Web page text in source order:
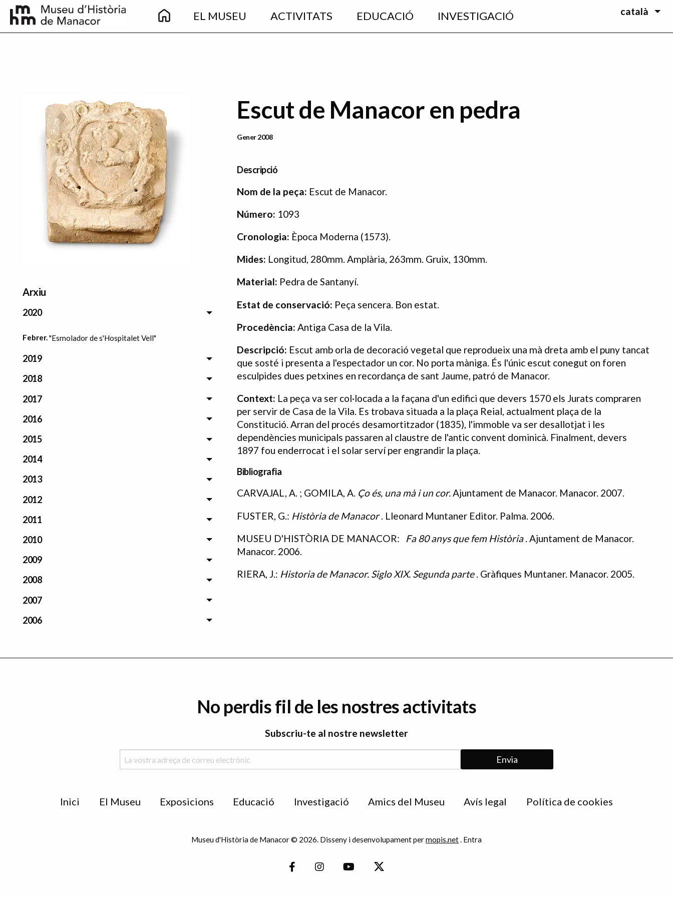
Vés al contingut
Main
navigation
EL MUSEU ACTIVITATS EDUCACIÓ INVESTIGACIÓ català
Imatge principal
Arxiu
2020
Febrer."Esmolador de s'Hospitalet Vell"
2019
2018
2017
2016
2015
2014
2013
2012
2011
2010
2009
2008
2007
2006
Escut de Manacor en pedra
Data Publicació
Gener 2008
Descripció
Nom de la peça: Escut de Manacor.
Número: 1093
Cronologia: Època Moderna (1573).
Mides: Longitud, 280mm. Amplària, 263mm. Gruix, 130mm.
Material: Pedra de Santanyí.
Estat de conservació: Peça sencera. Bon estat.
Procedència: Antiga Casa de la Vila.
Descripció: Escut amb orla de decoració vegetal que reprodueix una mà dreta amb el puny tancat
que sosté i presenta a l'espectador un cor. No porta màniga. És l'únic escut conegut on foren
esculpides dues petxines en recordança de sant Jaume, patró de Manacor.
Context: La peça va ser col·locada a la façana d'un edifici que devers 1570 els Jurats compraren
per servir de Casa de la Vila. Es trobava situada a la plaça Reial, actualment plaça de la
Constitució. Arran del procés desamortitzador (1835), l'immoble va ser desallotjat i les
dependències municipals passaren al claustre de l'antic convent dominicà. Finalment, devers
1897 fou enderrocat i el solar serví per engrandir la plaça.
Bibliografia
Bibliografia
CARVAJAL, A. ; GOMILA, A. Ço és, una mà i un cor.Ajuntament de Manacor. Manacor. 2007.
FUSTER, G.: Història de Manacor. Lleonard Muntaner Editor. Palma. 2006.
MUSEU D'HISTÒRIA DE MANACOR:
Fa 80 anys que fem Història. Ajuntament de Manacor.
Manacor. 2006.
RIERA, J.: Historia de Manacor. Siglo XIX. Segunda parte. Gràfiques Muntaner. Manacor. 2005.
No perdis fil de les nostres activitats
Subscriu-te al nostre newsletter
Inici El Museu Exposicions Educació Investigació Amics del Museu Avís legal Política de cookies
Museu d'Història de Manacor © 2026. Disseny i desenvolupament permopis.net Entra